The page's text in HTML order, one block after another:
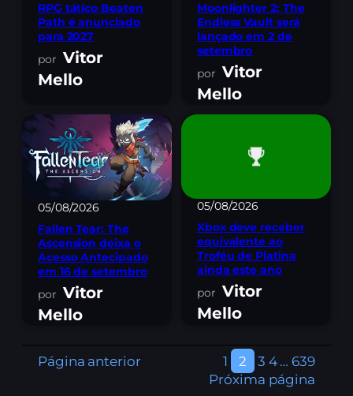
RPG tático Beaten
Path é anunciado
para 2027
Vitor
Mello
Moonlighter 2: The
Endless Vault será
lançado em 2 de
setembro
Vitor
Mello
05/08/2026
Fallen Tear: The
Ascension deixa o
Acesso Antecipado
em 16 de setembro
Vitor
Mello
05/08/2026
Xbox deve receber
equivalente ao
Troféu de Platina
ainda este ano
Vitor
Mello
Página anterior 1 2 3 4 … 639
Próxima página